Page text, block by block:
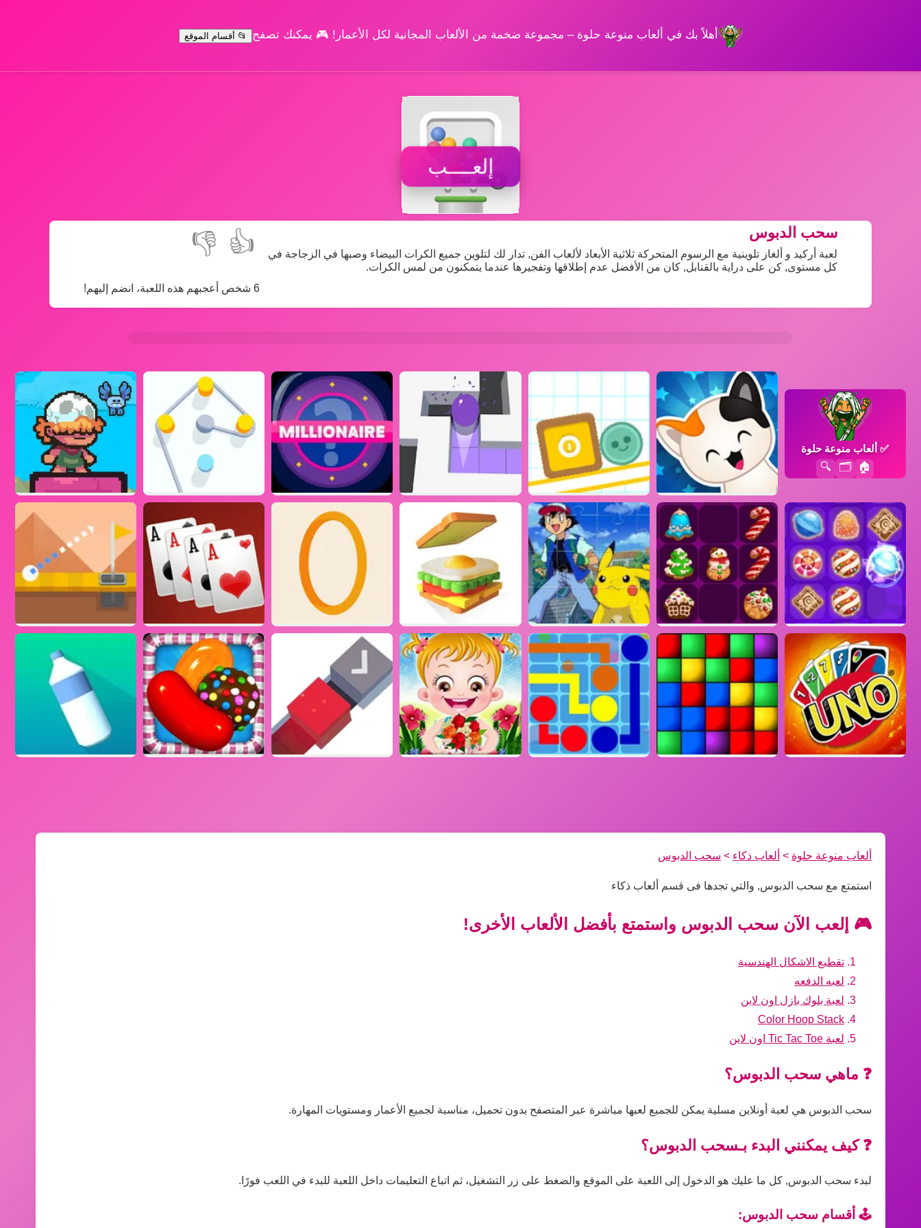
أهلاً بك في ألعاب منوعة حلوة – مجموعة ضخمة من الألعاب المجانية لكل الأعمار! 🎮 يمكنك تصفح 📂 أقسام الموقع
إلعــــب
👍
👎
6 شخص أعجبهم هذه اللعبة، انضم إليهم!
سحب الدبوس
لعبة أركيد و ألغاز تلوينية مع الرسوم المتحركة ثلاثية الأبعاد لألعاب الفن, تدار لك لتلوين جميع الكرات البيضاء وصبها في الزجاجة في
كل مستوى, كن على دراية بالقنابل, كان من الأفضل عدم إطلاقها وتفجيرها عندما يتمكنون من لمس الكرات.
✅ألعاب منوعة حلوة
🏠
🗂️
🔍
ألعاب منوعة حلوة > ألعاب ذكاء > سحب الدبوس
استمتع مع سحب الدبوس, والتي تجدها فى قسم ألعاب ذكاء
🎮 إلعب الآن سحب الدبوس واستمتع بأفضل الألعاب الأخرى!
تقطيع الاشكال الهندسية
لعبه الدفعه
لعبة بلوك بازل اون لاين
Color Hoop Stack
لعبة Tic Tac Toe اون لاين
❓ ماهي سحب الدبوس؟
سحب الدبوس هي لعبة أونلاين مسلية يمكن للجميع لعبها مباشرة عبر المتصفح بدون تحميل، مناسبة لجميع الأعمار ومستويات المهارة.
❓ كيف يمكنني البدء بـسحب الدبوس؟
لبدء سحب الدبوس, كل ما عليك هو الدخول إلى اللعبة على الموقع والضغط على زر التشغيل، ثم اتباع التعليمات داخل اللعبة للبدء في اللعب فورًا.
🕹️ أقسام سحب الدبوس: